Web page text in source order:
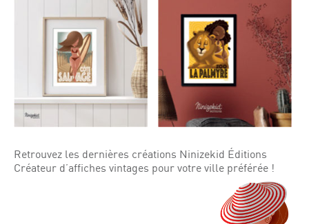
Retrouvez les dernières créations Ninizekid Éditions
Créateur d’affiches vintages pour votre ville préférée !